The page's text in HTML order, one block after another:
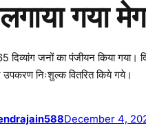
लगाया गया
दिव्यांग जनों का पंजीयन किया गया।
निःशुल्क वितरित किये गये।
December 4,